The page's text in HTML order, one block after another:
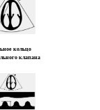
кольцо
клапана